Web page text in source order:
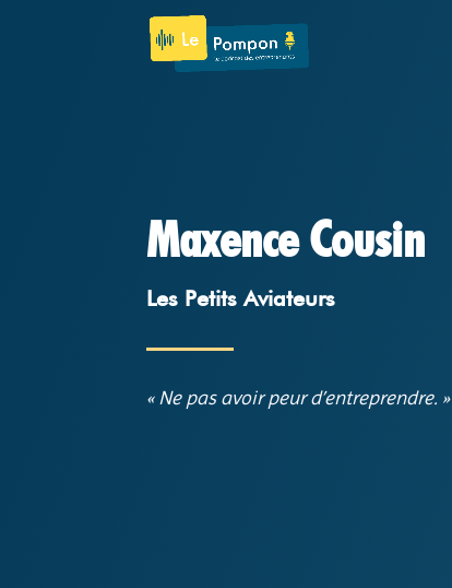
Maxence Cousin
Les Petits Aviateurs
« Ne pas avoir peur d’entreprendre. »